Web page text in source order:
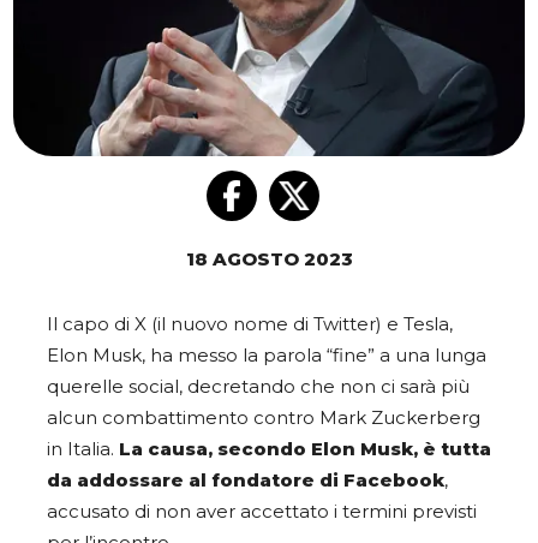
18 AGOSTO 2023
Il capo di X (il nuovo nome di Twitter) e Tesla,
Elon Musk, ha messo la parola “fine” a una lunga
querelle social, decretando che non ci sarà più
alcun combattimento contro Mark Zuckerberg
in Italia. La causa, secondo Elon Musk, è tutta
da addossare al fondatore di Facebook,
accusato di non aver accettato i termini previsti